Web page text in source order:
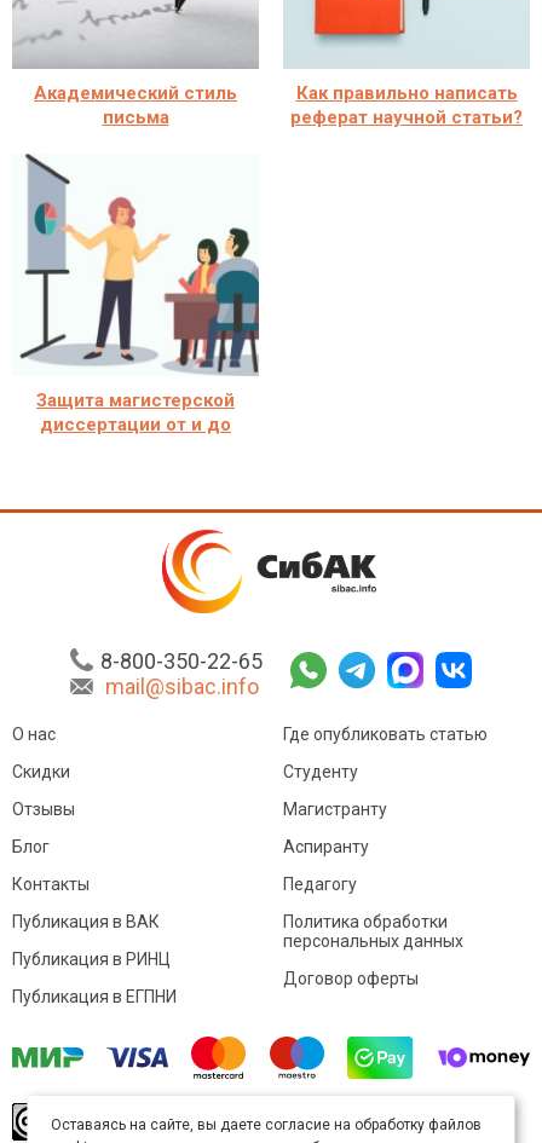
Академический стиль
письма
Как правильно написать
реферат научной статьи?
Защита магистерской
диссертации от и до
8-800-350-22-65
mail@sibac.info
О нас
Скидки
Отзывы
Блог
Контакты
Где опубликовать статью
Студенту
Магистранту
Аспиранту
Педагогу
Публикация в ВАК
Публикация в РИНЦ
Публикация в ЕГПНИ
Политика обработки
персональных данных
Договор оферты
произведение доступно полицензии Creative
Оставаясь на сайте, вы даете согласие на обработку файлов